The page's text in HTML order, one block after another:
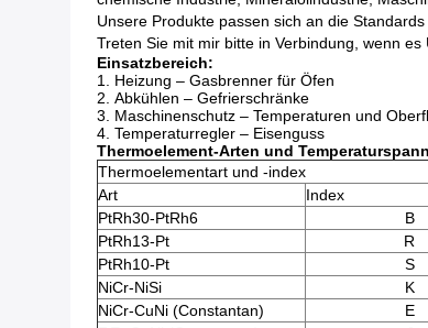
Unsere Produkte passen sich an die
Treten Sie mit mir bitte in Verbindung, wenn
Einsatzbereich:
1. Heizung – Gasbrenner für Öfen
2. Abkühlen – Gefrierschränke
3. Maschinenschutz – Temperaturen und
4. Temperaturregler – Eisenguss
Thermoelement-Arten und
Thermoelementart und -index
Art
Index
PtRh30-PtRh6
B
PtRh13-Pt
R
PtRh10-Pt
S
NiCr-NiSi
K
NiCr-CuNi (Constantan)
E